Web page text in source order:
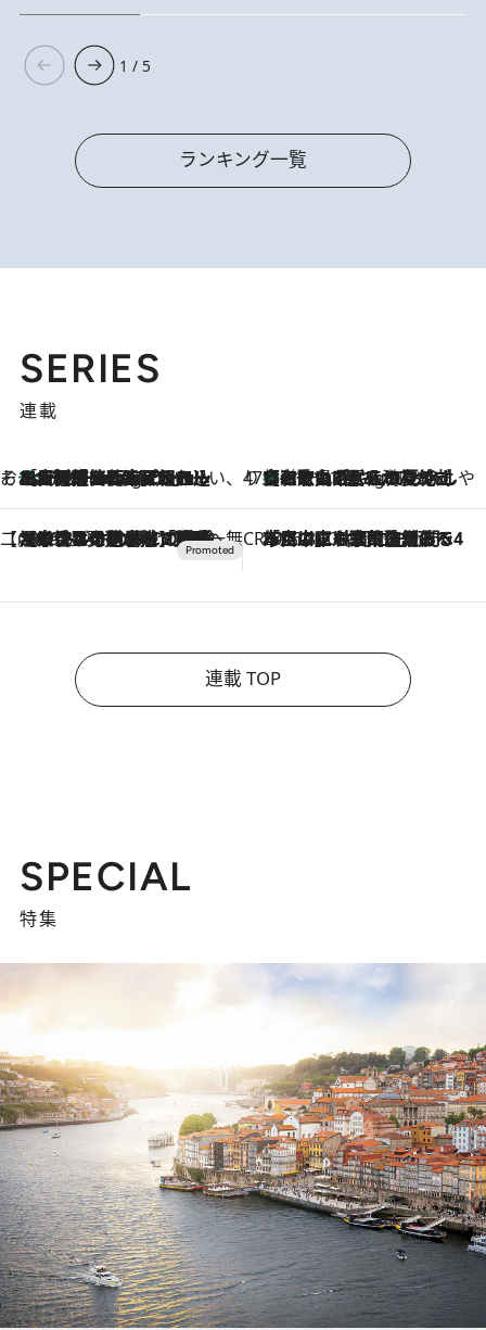
1 / 5
ランキング一覧
SERIES
連載
そおだよおこの関西おいしい、おやつ紀行11 Hours Ago
［大阪府箕面市］一皿一皿目の前で仕上げられる、料理を巧みに組み込んだアシェットデセールコース「ミチル アシェット デセール（Michiru assiette dessert）」 47都道府県の手みやげ ひんやりスイーツで夏を満喫
11 Hours Ago
【和歌山県】この夏絶対食べたい 冷やしておいしいおやつ3選 みかんがごろっと丸ごと入ったジュレ
【CREA×星野リゾート】唯一無二。癒しと発見が待つ場所へ
2026.8.7
【トンボの足水浴】ヒノキの香りに包まれて涼感マックス！約13℃の湧水かけ流しを避暑地「星野温泉 トンボの湯」で体験 CREA'S CHOICE
2026.8.7
「立川にも歌舞伎があるんだよ」 片岡仁左衛門・市川中車ら豪華座組みで4年目の立川立飛歌舞伎へ
連載 TOP
SPECIAL
特集